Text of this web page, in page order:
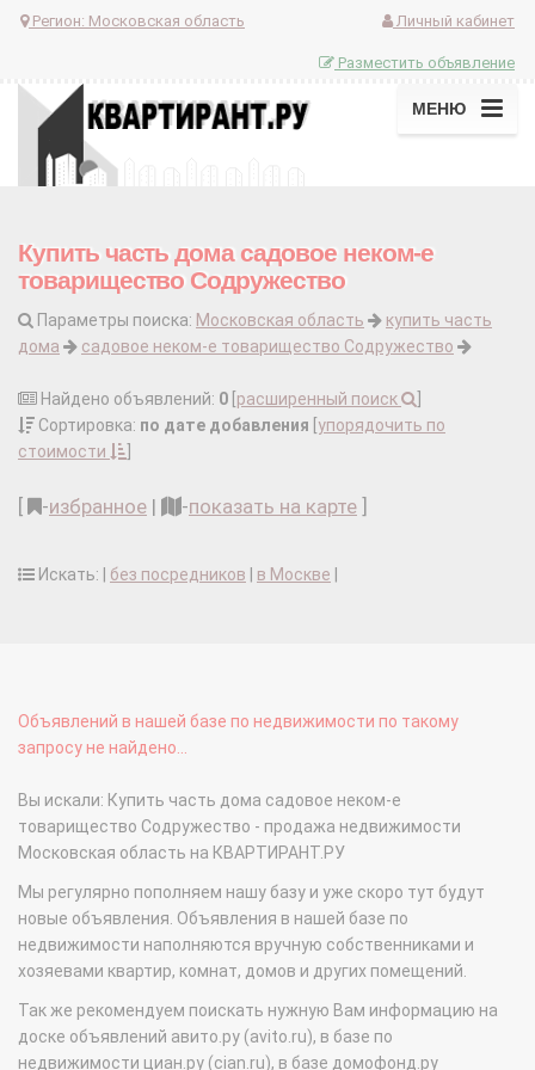
Регион: Московская область Личный кабинет
Разместить объявление
МЕНЮ
Купить часть дома садовое неком-е
товарищество Содружество
Параметры поиска: Московская область
купить часть
дома
садовое неком-е товарищество Содружество
Найдено объявлений: 0 расширенный поиск
Сортировка: по дате добавления упорядочить по
стоимости
-избранное | -показать на карте
Искать: | без посредников в Москве
Объявлений в нашей базе по недвижимости по такому
запросу не найдено...
Вы искали: Купить часть дома садовое неком-е
товарищество Содружество - продажа недвижимости
Московская область на КВАРТИРАНТ.РУ
Мы регулярно пополняем нашу базу и уже скоро тут будут
новые объявления. Объявления в нашей базе по
недвижимости наполняются вручную собственниками и
хозяевами квартир, комнат, домов и других помещений.
Так же рекомендуем поискать нужную Вам информацию на
доске объявлений авито.ру (avito.ru), в базе по
недвижимости циан.ру (cian.ru), в базе домофонд.ру